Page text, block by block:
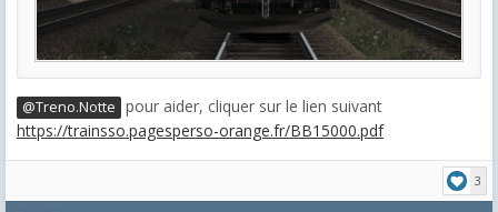
@Treno.Notte pour aider, cliquer sur le lien suivant
https://trainsso.pagesperso-orange.fr/BB15000.pdf
3